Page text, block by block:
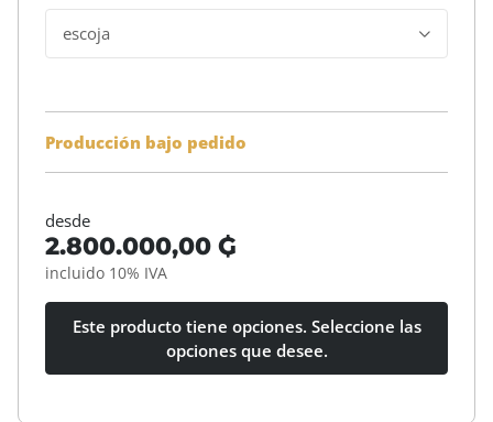
escoja
Producción bajo pedido
desde
2.800.000,00 ₲
incluido 10% IVA
Este producto tiene opciones. Seleccione las
opciones que desee.